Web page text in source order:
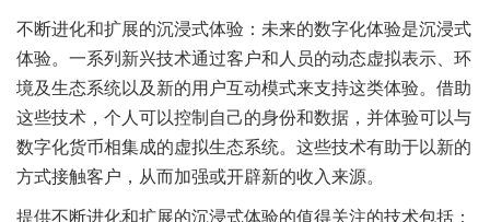
不断进化和扩展的沉浸式体验：未来的数字化体验是沉浸式
体验。一系列新兴技术通过客户和人员的动态虚拟表示、环
境及生态系统以及新的用户互动模式来支持这类体验。借助
这些技术，个人可以控制自己的身份和数据，并体验可以与
数字化货币相集成的虚拟生态系统。这些技术有助于以新的
方式接触客户，从而加强或开辟新的收入来源。
提供不断进化和扩展的沉浸式体验的值得关注的技术包括：